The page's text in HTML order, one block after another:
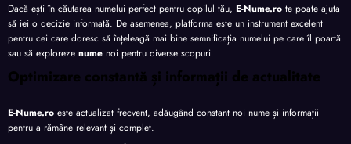
Dacă ești în căutarea numelui perfect pentru copilul tău, E-Nume.ro te poate ajuta
să iei o decizie informată. De asemenea, platforma este un instrument excelent
pentru cei care doresc să înțeleagă mai bine semnificația numelui pe care îl poartă
sau să exploreze nume noi pentru diverse scopuri.
Optimizare constantă și informații de actualitate
E-Nume.ro este actualizat frecvent, adăugând constant noi nume și informații
pentru a rămâne relevant și complet.